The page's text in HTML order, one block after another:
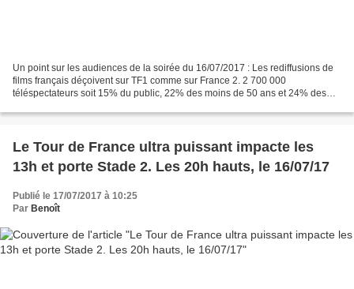
Un point sur les audiences de la soirée du 16/07/2017 : Les rediffusions de
films français déçoivent sur TF1 comme sur France 2. 2 700 000
téléspectateurs soit 15% du public, 22% des moins de 50 ans et 24% des
Le Tour de France ultra puissant impacte les
13h et porte Stade 2. Les 20h hauts, le 16/07/17
Publié le 17/07/2017 à 10:25
Par Benoît